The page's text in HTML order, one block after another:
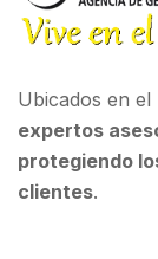
Ubicados en el
expertos
protegiendo
clientes.